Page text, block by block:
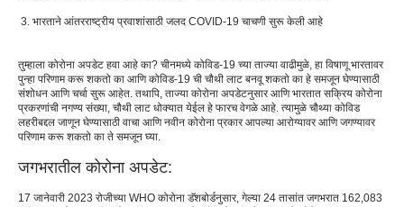
वारंवार विचारले जाणारे प्रश्न
भारताने आंतरराष्ट्रीय प्रवाशांसाठी जलद COVID-19 चाचणी सुरू केली आहे
तुम्हाला कोरोना अपडेट हवा आहे का? चीनमध्ये कोविड-19 च्या ताज्या वाढीमुळे, हा विषाणू भारतावर
पुन्हा परिणाम करू शकतो का आणि कोविड-19 ची चौथी लाट बनवू शकतो का हे समजून घेण्यासाठी
संशोधन आणि चर्चा सुरू आहेत. तथापि, ताज्या कोरोना अपडेटनुसार आणि भारतात सक्रिय कोरोना
प्रकरणांची नगण्य संख्या, चौथी लाट धोक्यात येईल हे फारच वेगळे आहे. त्यामुळे चौथ्या कोविड
लहरीबद्दल जाणून घेण्यासाठी वाचा आणि नवीन कोरोना प्रकार आपल्या आरोग्यावर आणि जगण्यावर
परिणाम करू शकतो का ते समजून घ्या.
जगभरातील कोरोना अपडेट:
17 जानेवारी 2023 रोजीच्या WHO कोरोना डॅशबोर्डनुसार, गेल्या 24 तासांत जगभरात 162,083